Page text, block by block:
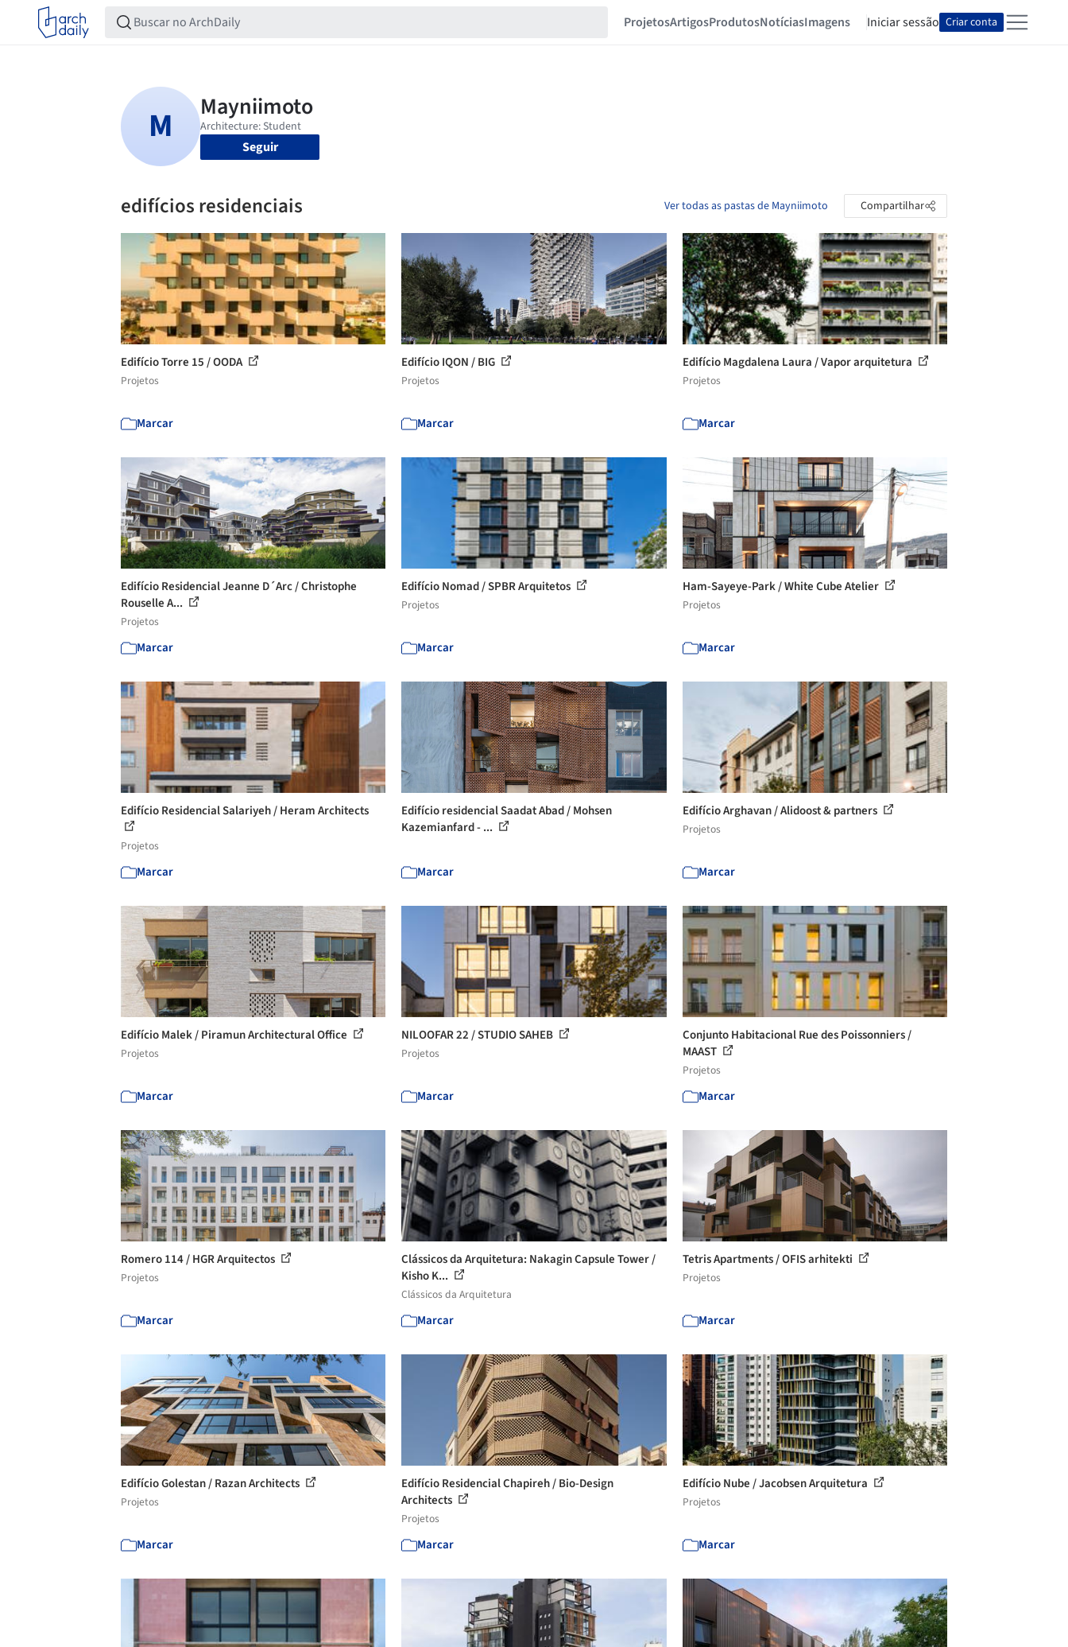
ProjetosArtigosProdutosNotíciasImagens Iniciar sessão Criar conta
Seguir
edifícios residenciais Ver todas as pastas de Mayniimoto Compartilhar
Edifício Torre 15 / OODA
Projetos
Marcar
Edifício IQON / BIG
Projetos
Marcar
Edifício Magdalena Laura / Vapor arquitetura
Projetos
Marcar
Edifício Residencial Jeanne D´Arc / Christophe
Rouselle A...
Projetos
Marcar
Edifício Nomad / SPBR Arquitetos
Projetos
Marcar
Ham-Sayeye-Park / White Cube Atelier
Projetos
Marcar
Edifício Residencial Salariyeh / Heram Architects
Projetos
Marcar
Edifício residencial Saadat Abad / Mohsen
Kazemianfard - ...
Marcar
Edifício Arghavan / Alidoost & partners
Projetos
Marcar
Edifício Malek / Piramun Architectural Office
Projetos
Marcar
NILOOFAR 22 / STUDIO SAHEB
Projetos
Marcar
Conjunto Habitacional Rue des Poissonniers /
MAAST
Projetos
Marcar
Romero 114 / HGR Arquitectos
Projetos
Marcar
Clássicos da Arquitetura: Nakagin Capsule Tower /
Kisho K...
Clássicos da Arquitetura
Marcar
Tetris Apartments / OFIS arhitekti
Projetos
Marcar
Edifício Golestan / Razan Architects
Projetos
Marcar
Edifício Residencial Chapireh / Bio-Design
Architects
Projetos
Marcar
Edifício Nube / Jacobsen Arquitetura
Projetos
Marcar